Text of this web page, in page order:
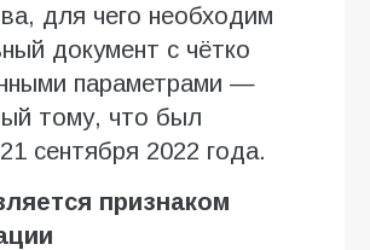
для чего необходим
документ с чётко
параметрами —
тому, что был
сентября 2022 года.
признаком